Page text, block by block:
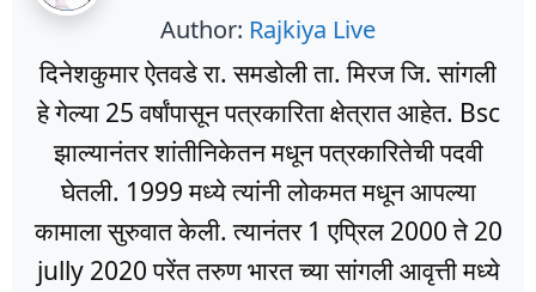
Author: Rajkiya Live
दिनेशकुमार ऐतवडे रा. समडोली ता. मिरज जि. सांगली
हे गेल्या 25 वर्षांपासून पत्रकारिता क्षेत्रात आहेत. Bsc
झाल्यानंतर शांतीनिकेतन मधून पत्रकारितेची पदवी
घेतली. 1999 मध्ये त्यांनी लोकमत मधून आपल्या
कामाला सुरुवात केली. त्यानंतर 1 एप्रिल 2000 ते 20
jully 2020 परेंत तरुण भारत च्या सांगली आवृत्ती मध्ये